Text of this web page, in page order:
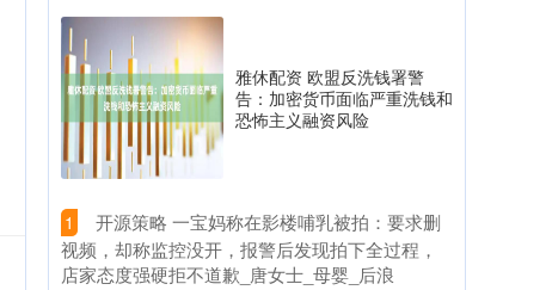
雅休配资 欧盟反洗钱署警
告：加密货币面临严重洗钱和
恐怖主义融资风险
1
​开源策略 一宝妈称在影楼哺乳被拍：要求删
视频，却称监控没开，报警后发现拍下全过程，
店家态度强硬拒不道歉_唐女士_母婴_后浪